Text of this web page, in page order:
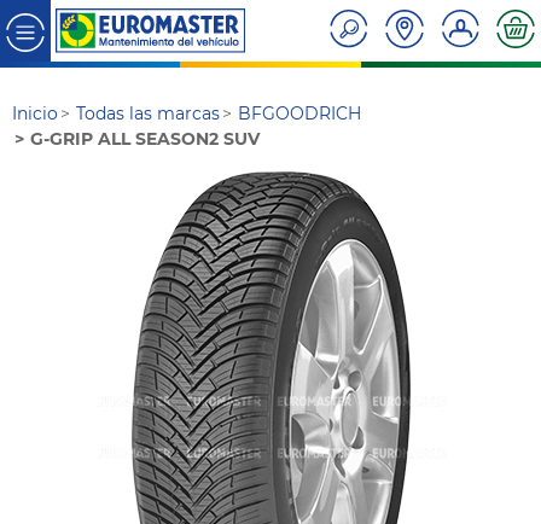
Inicio Todas las marcas
BFGOODRICH
G-GRIP ALL SEASON2 SUV